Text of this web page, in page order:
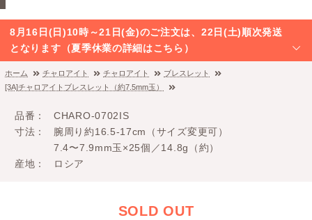
8月16日(日)10時～21日(金)のご注文は、22日(土)順次発送
となります（夏季休業の詳細はこちら）
ホーム チャロアイト チャロアイト
ブレスレット
[3A]チャロアイトブレスレット（約7.5mm玉）
品番
CHARO-0702IS
寸法
腕周り約16.5-17cm（サイズ変更可）
7.4〜7.9mm玉×25個／14.8g（約）
産地
ロシア
SOLD OUT